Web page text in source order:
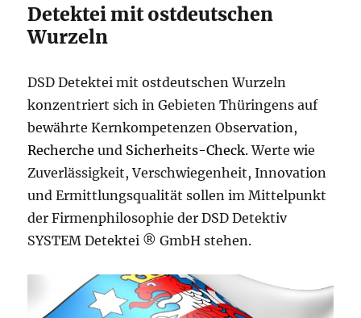
Detektei mit ostdeutschen
Wurzeln
DSD Detektei mit ostdeutschen Wurzeln
konzentriert sich in Gebieten Thüringens auf
bewährte Kernkompetenzen Observation,
Recherche und Sicherheits-Check. Werte wie
Zuverlässigkeit, Verschwiegenheit, Innovation
und Ermittlungsqualität sollen im Mittelpunkt
der Firmenphilosophie der DSD Detektiv
SYSTEM Detektei ® GmbH stehen.